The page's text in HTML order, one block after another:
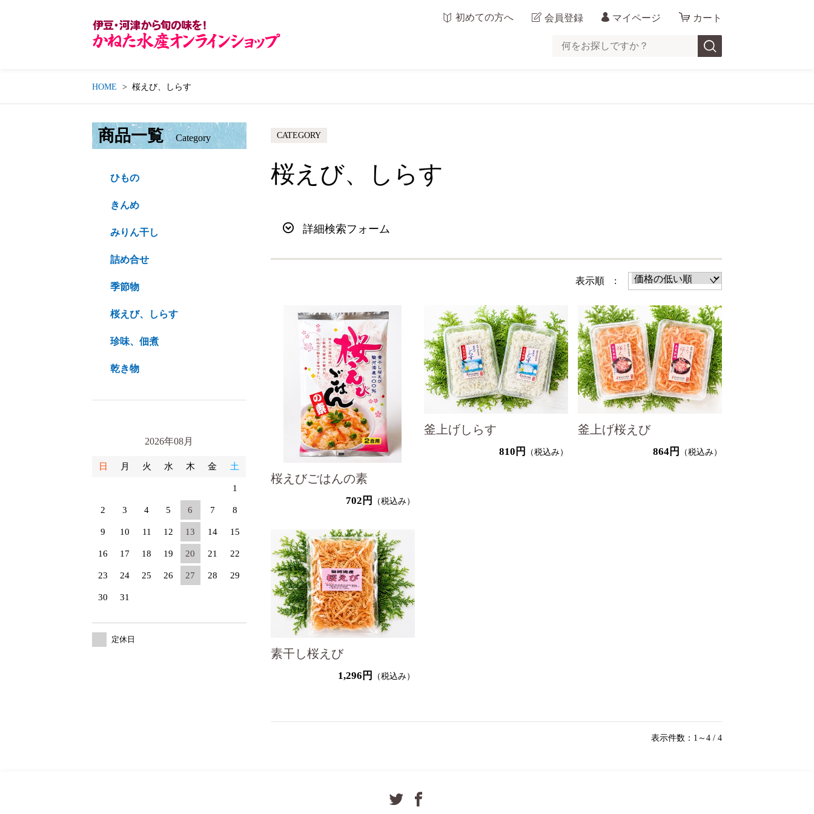
初めての方へ 会員登録 マイページ カート
HOME 桜えび、しらす
CATEGORY
桜えび、しらす
詳細検索フォーム
表示順 :
桜えびごはんの素
702円 （税込み）
釜上げしらす
810円 （税込み）
釜上げ桜えび
864円 （税込み）
素干し桜えび
1,296円 （税込み）
表示件数：1～4 / 4
商品一覧 Category
ひもの
きんめ
みりん干し
詰め合せ
季節物
桜えび、しらす
珍味、佃煮
乾き物
2026年08月
日 月 火 水 木 金 土
1
2 3 4 5 6 7 8
9 10 11 12 13 14 15
16 17 18 19 20 21 22
23 24 25 26 27 28 29
30 31
定休日